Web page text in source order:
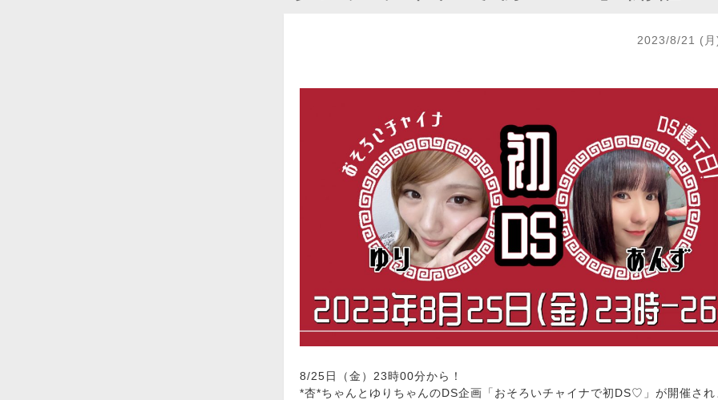
2023/8/21 (
8/25日（金）23時00分から！
*杏*ちゃんとゆりちゃんのDS企画「おそろいチャイナで初DS♡」が開催され